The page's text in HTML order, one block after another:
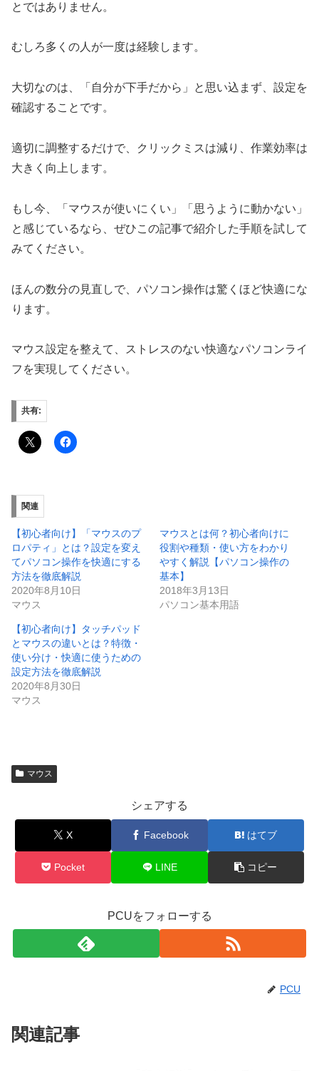
とではありません。
むしろ多くの人が一度は経験します。
大切なのは、「自分が下手だから」と思い込まず、設定を
確認することです。
適切に調整するだけで、クリックミスは減り、作業効率は
大きく向上します。
もし今、「マウスが使いにくい」「思うように動かない」
と感じているなら、ぜひこの記事で紹介した手順を試して
みてください。
ほんの数分の見直しで、パソコン操作は驚くほど快適にな
ります。
マウス設定を整えて、ストレスのない快適なパソコンライ
フを実現してください。
共有:
関連
【初心者向け】「マウスのプ
ロパティ」とは？設定を変え
てパソコン操作を快適にする
方法を徹底解説
2020年8月10日
マウス
マウスとは何？初心者向けに
役割や種類・使い方をわかり
やすく解説【パソコン操作の
基本】
2018年3月13日
パソコン基本用語
【初心者向け】タッチパッド
とマウスの違いとは？特徴・
使い分け・快適に使うための
設定方法を徹底解説
2020年8月30日
マウス
マウス
シェアする
X Facebook はてブ
Pocket LINE コピー
PCUをフォローする
PCU
関連記事